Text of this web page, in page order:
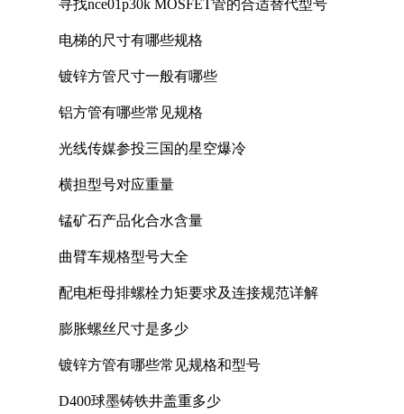
寻找nce01p30k MOSFET管的合适替代型号
电梯的尺寸有哪些规格
镀锌方管尺寸一般有哪些
铝方管有哪些常见规格
光线传媒参投三国的星空爆冷
横担型号对应重量
锰矿石产品化合水含量
曲臂车规格型号大全
配电柜母排螺栓力矩要求及连接规范详解
膨胀螺丝尺寸是多少
镀锌方管有哪些常见规格和型号
D400球墨铸铁井盖重多少